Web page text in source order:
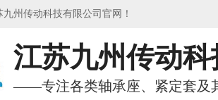
州传动科技有限公司官网！
江苏九州传动科
——专注各类轴承座、紧定套及